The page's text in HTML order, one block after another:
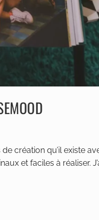
création qu’il existe
et faciles à réaliser.